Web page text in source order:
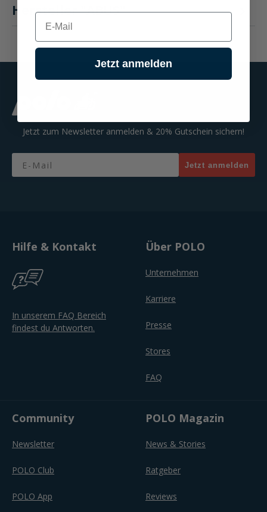
Hersteller "ABUS"
Jetzt zum Newsletter anmelden & 20% Gutschein sichern!
Email
Jetzt anmelden
Hilfe & Kontakt
In unserem FAQ Bereich
findest du Antworten.
Über POLO
Unternehmen
Karriere
Presse
Stores
FAQ
Community
Newsletter
POLO Club
POLO App
POLO Magazin
News & Stories
Ratgeber
Reviews
E-mail
Jetzt anmelden